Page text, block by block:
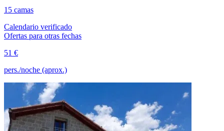
15 camas
Calendario verificado
Ofertas para otras fechas
51 €
pers./noche (aprox.)